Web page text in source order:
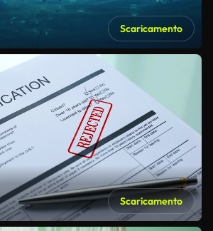
Scaricamento
Scaricamento